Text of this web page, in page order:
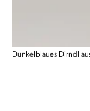
Dunkelblaues Dirndl